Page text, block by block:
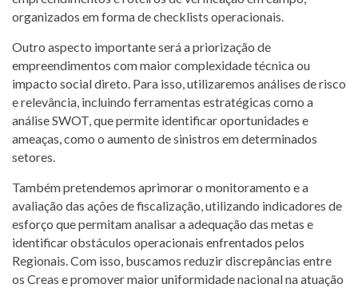
organizados em forma de checklists operacionais.
Outro aspecto importante será a priorização de
empreendimentos com maior complexidade técnica ou
impacto social direto. Para isso, utilizaremos análises de risco
e relevância, incluindo ferramentas estratégicas como a
análise SWOT, que permite identificar oportunidades e
ameaças, como o aumento de sinistros em determinados
setores.
Também pretendemos aprimorar o monitoramento e a
avaliação das ações de fiscalização, utilizando indicadores de
esforço que permitam analisar a adequação das metas e
identificar obstáculos operacionais enfrentados pelos
Regionais. Com isso, buscamos reduzir discrepâncias entre
os Creas e promover maior uniformidade nacional na atuação